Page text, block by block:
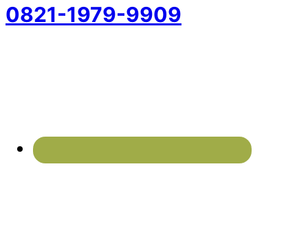
0821-1979-9909